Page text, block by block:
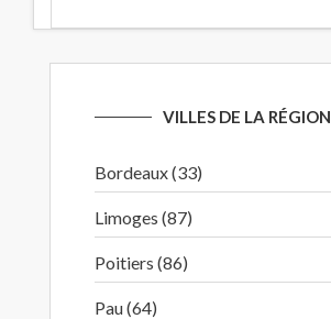
VILLES DE LA RÉGION
Bordeaux (33)
Limoges (87)
Poitiers (86)
Pau (64)